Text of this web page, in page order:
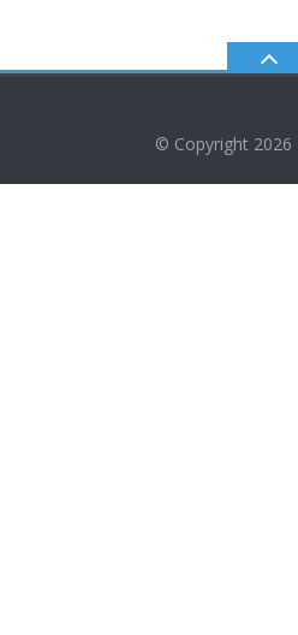
© Copyright 2026